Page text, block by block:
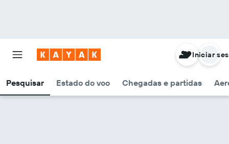
Pesquisar Estado do voo Chegadas e partidas
Iniciar